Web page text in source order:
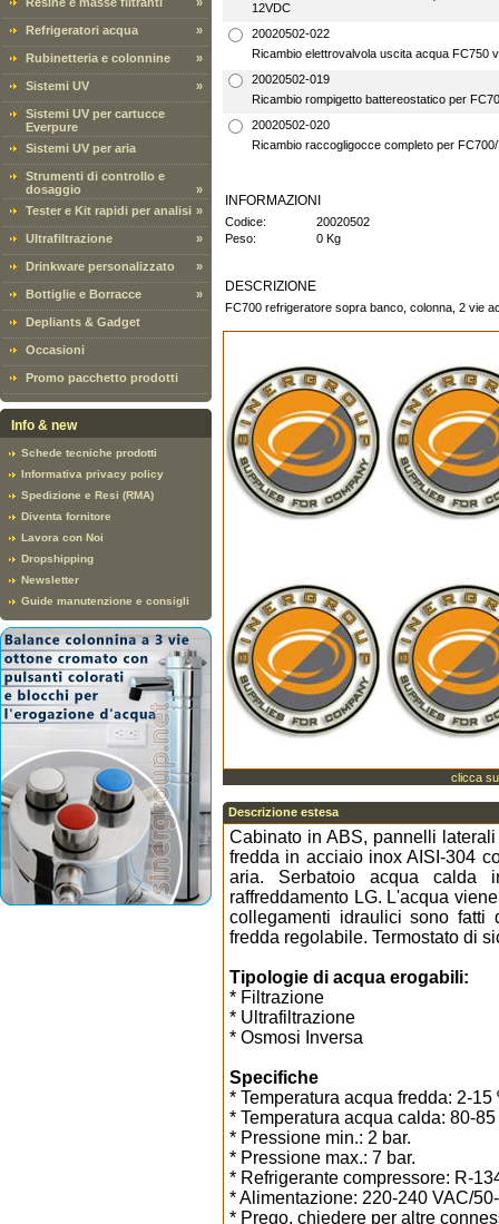
Refrigeratori acqua »
Rubinetteria e colonnine »
Sistemi UV »
Sistemi UV per cartucce
Everpure
Sistemi UV per aria
Strumenti di controllo e
dosaggio
»
Tester e Kit rapidi per analisi »
Ultrafiltrazione »
Drinkware personalizzato »
Bottiglie e Borracce »
Depliants & Gadget
Occasioni
Promo pacchetto prodotti
Info & new
Schede tecniche prodotti
Informativa privacy policy
Spedizione e Resi (RMA)
Diventa fornitore
Lavora con Noi
Dropshipping
Newsletter
Guide manutenzione e consigli
12VDC
20020502-022
Ricambio elettrovalvola uscita acqua FC750
20020502-019
Ricambio rompigetto battereostatico per
20020502-020
Ricambio raccogligocce completo per
INFORMAZIONI
Codice:
20020502
Peso:
0 Kg
DESCRIZIONE
FC700 refrigeratore sopra banco, colonna, 2 vie
clicca
Descrizione estesa
Cabinato in ABS, pannelli
fredda in acciaio inox AISI-304
aria. Serbatoio acqua calda
raffreddamento LG. L'acqua
collegamenti idraulici sono fatti
fredda regolabile. Termostato di
Tipologie di acqua erogabili:
* Filtrazione
* Ultrafiltrazione
* Osmosi Inversa
Specifiche
* Temperatura acqua fredda: 2-15
* Temperatura acqua calda: 80-85
* Pressione min.: 2 bar.
* Pressione max.: 7 bar.
* Refrigerante compressore: R-
* Alimentazione: 220-240 VAC/
* Prego, chiedere per altre